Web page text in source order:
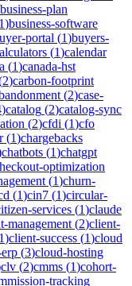
business-plan
1)business-software
portal (1)buyers-
(1)calendar
(1)canada-hst
2)carbon-footprint
(2)case-
)catalog (2)catalog-sync
(2)cfdi (1)cfo
(1)chargebacks
chatbots (1)chatgpt
optimization
(1)churn-
(1)cin7 (1)circular-
services (1)claude
management (2)client-
1)client-success (1)cloud
(3)cloud-hosting
clv (2)cmms (1)cohort-
tracking